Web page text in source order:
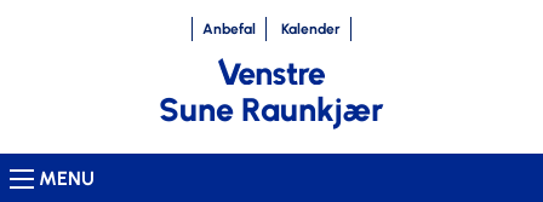
Anbefal Kalender
Sune Raunkjær
MENU